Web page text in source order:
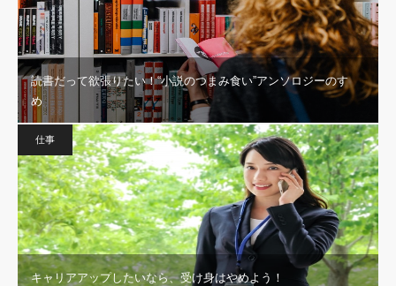
読書だって欲張りたい！“小説のつまみ食い”アンソロジーのすゝ
め
仕事
キャリアアップしたいなら、受け身はやめよう！